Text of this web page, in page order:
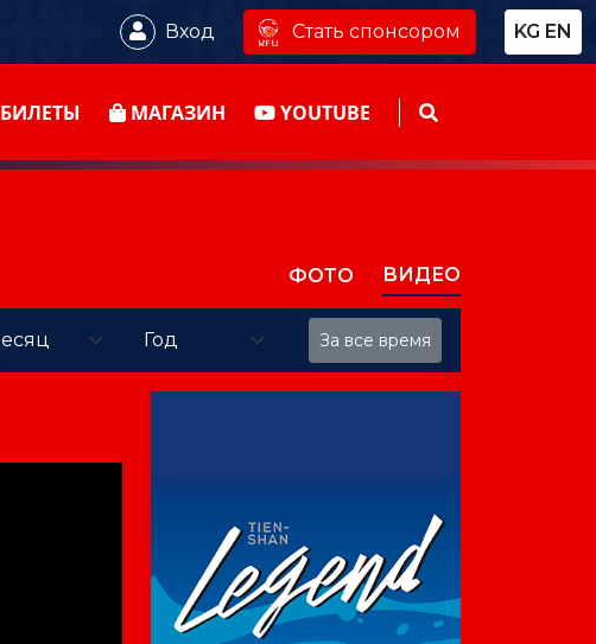
Вход Стать спонсором KG EN
БИЛЕТЫ МАГАЗИН YOUTUBE
ФОТО ВИДЕО
За все время